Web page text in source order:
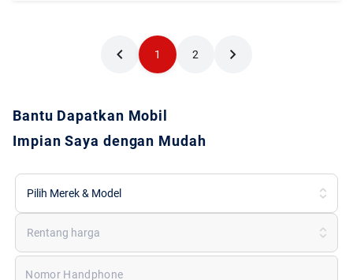
1 2
Bantu Dapatkan Mobil
Impian Saya dengan Mudah
Pilih Merek & Model
Rentang harga
Nomor Handphone